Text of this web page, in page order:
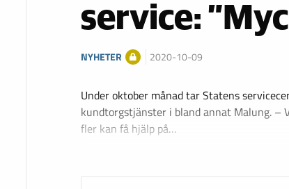
service:
NYHETER 2020-10-09
Under oktober månad tar Statens
kundtorgstjänster i bland annat Malung. –
fler kan få hjälp på…